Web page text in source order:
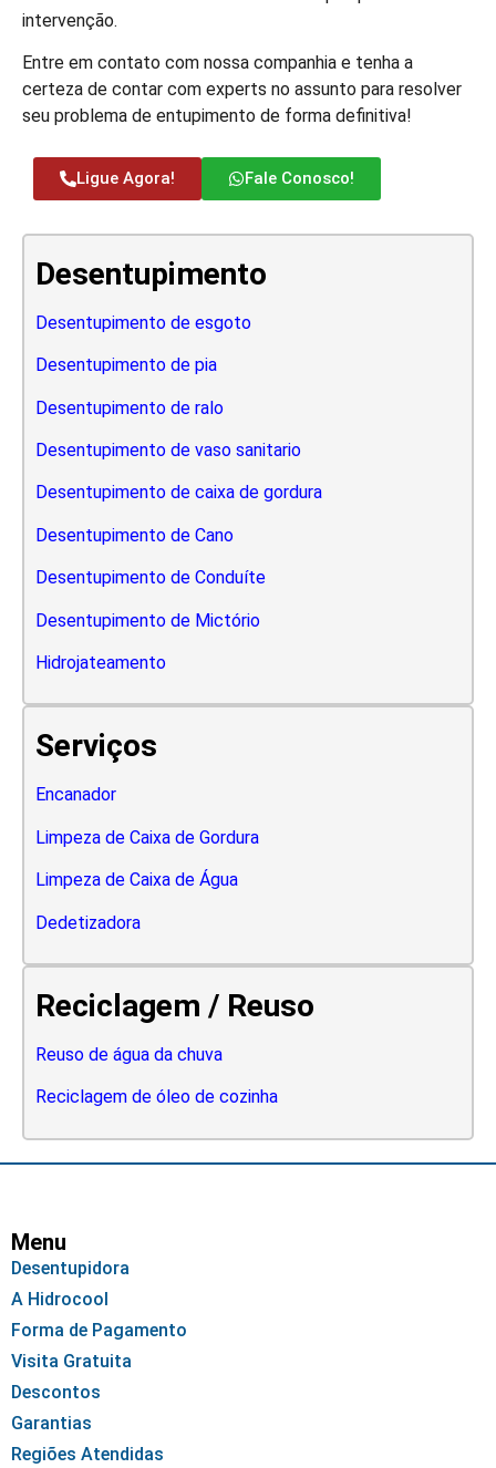
intervenção.
Entre em contato com nossa companhia e tenha a
certeza de contar com experts no assunto para resolver
seu problema de entupimento de forma definitiva!
Ligue Agora! Fale Conosco!
Desentupimento
Desentupimento de esgoto
Desentupimento de pia
Desentupimento de ralo
Desentupimento de vaso sanitario
Desentupimento de caixa de gordura
Desentupimento de Cano
Desentupimento de Conduíte
Desentupimento de Mictório
Hidrojateamento
Serviços
Encanador
Limpeza de Caixa de Gordura
Limpeza de Caixa de Água
Dedetizadora
Reciclagem / Reuso
Reuso de água da chuva
Reciclagem de óleo de cozinha
Menu
Desentupidora
A Hidrocool
Forma de Pagamento
Visita Gratuita
Descontos
Garantias
Regiões Atendidas